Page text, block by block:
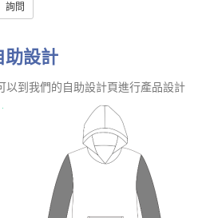
詢問
助設計
以到我們的自助設計頁進行產品設計